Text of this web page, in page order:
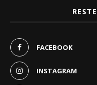
FACEBOOK
INSTAGRAM